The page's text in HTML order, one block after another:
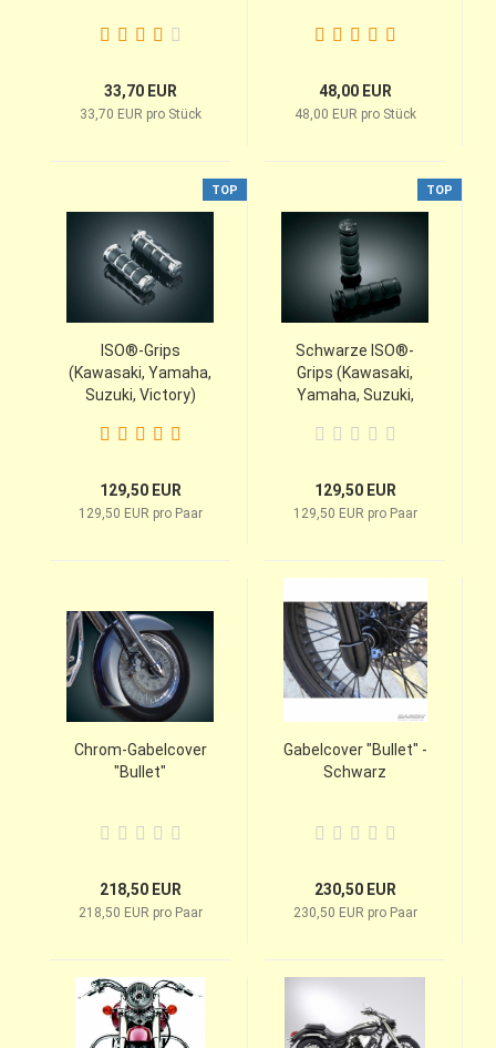
33,70 EUR
33,70 EUR pro Stück
48,00 EUR
48,00 EUR pro Stück
TOP
ISO®-Grips
(Kawasaki, Yamaha,
Suzuki, Victory)
129,50 EUR
129,50 EUR pro Paar
TOP
Schwarze ISO®-
Grips (Kawasaki,
Yamaha, Suzuki,
129,50 EUR
129,50 EUR pro Paar
Chrom-Gabelcover
"Bullet"
218,50 EUR
218,50 EUR pro Paar
Gabelcover "Bullet" -
Schwarz
230,50 EUR
230,50 EUR pro Paar